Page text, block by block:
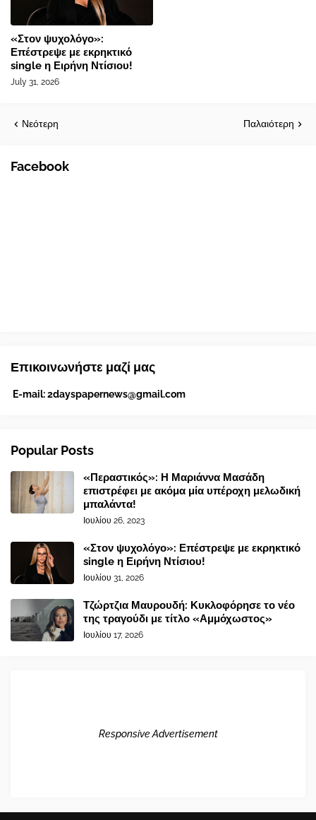
«Στον ψυχολόγο»:
Επέστρεψε με εκρηκτικό
single η Ειρήνη Ντίσιου!
July 31, 2026
Νεότερη Παλαιότερη
Facebook
Επικοινωνήστε μαζί μας
E-mail:2dayspapernews@gmail.com
Popular Posts
«Περαστικός»: Η Μαριάννα Μασάδη
επιστρέφει με ακόμα μία υπέροχη μελωδική
μπαλάντα!
Ιουλίου 26, 2023
«Στον ψυχολόγο»: Επέστρεψε με εκρηκτικό
single η Ειρήνη Ντίσιου!
Ιουλίου 31, 2026
Τζώρτζια Μαυρουδή: Κυκλοφόρησε το νέο
της τραγούδι με τίτλο «Αμμόχωστος»
Ιουλίου 17, 2026
Responsive Advertisement